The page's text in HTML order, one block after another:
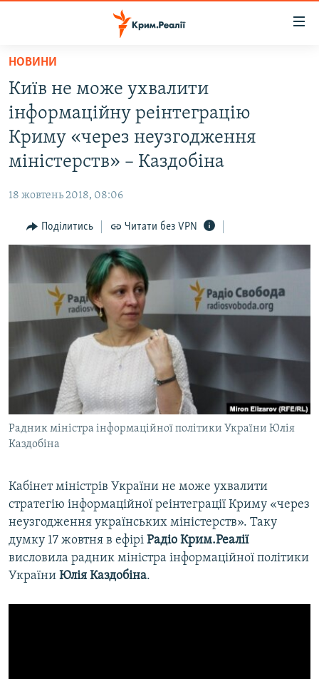
Перейти
основного
матеріалу
Перейти
до
основної
Перейти
пошуку
ВОДА.КРИМ
ВІДЕО ТА ФОТО
ПОЛІТИКА
ІНТЕРВ'Ю
ВСЕ ЗА ДЕНЬ
СПЕЦПРОЕКТИ
ДЕПОРТАЦІЯ
ВІДЕОУРОКИ «ELIFBE»
СВІДЧЕННЯ ОКУПАЦІЇ
УКРАЇНСЬКА ПРОБЛЕМА КРИМУ
ІНФОГРАФІКА
ЯК ОБІЙТИ БЛОКУВАННЯ
Русский
Qırımtatar
ДОЛУЧАЙСЯ!
НОВИНИ
Київ не може ухвалити
інформаційну реінтеграцію
Криму «через неузгодження
міністерств» – Каздобіна
18 жовтень 2018, 08:06
Поділитись Читати без VPN
Радник міністра інформаційної політики України Юлія
Каздобіна
Кабінет міністрів України не може ухвалити
стратегію інформаційної реінтеграції Криму «через
неузгодження українських міністерств». Таку
думку 17 жовтня в ефірі Радіо Крим.Реалії
висловила радник міністра інформаційної політики
України Юлія Каздобіна.​